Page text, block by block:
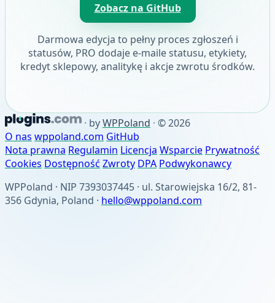
Zobacz na GitHub
Darmowa edycja to pełny proces zgłoszeń i
statusów, PRO dodaje e-maile statusu, etykiety,
kredyt sklepowy, analitykę i akcje zwrotu środków.
· byWPPoland · © 2026
O nas wppoland.com GitHub
Nota prawna Regulamin Licencja Wsparcie Prywatność
Cookies Dostępność Zwroty DPA Podwykonawcy
WPPoland · NIP 7393037445 · ul. Starowiejska 16/2, 81-
356 Gdynia, Poland · hello@wppoland.com